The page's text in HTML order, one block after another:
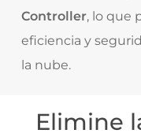
Controller, lo que
eficiencia y
la nube.
Elimine